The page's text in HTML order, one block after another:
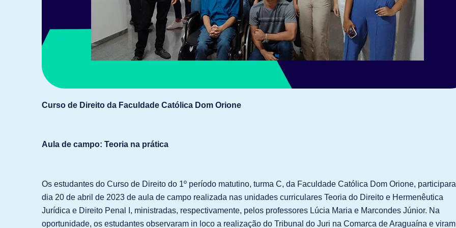
Curso de Direito da Faculdade Católica Dom Orione
Aula de campo: Teoria na prática
Os estudantes do Curso de Direito do 1º período matutino, turma C, da Faculdade Católica Dom Orione,
dia 20 de abril de 2023 de aula de campo realizada nas unidades curriculares Teoria do Direito e Hermenêutica
Jurídica e Direito Penal I, ministradas, respectivamente, pelos professores Lúcia Maria e Marcondes Júnior. Na
oportunidade, os estudantes observaram in loco a realização do Tribunal do Juri na Comarca de Araguaína e